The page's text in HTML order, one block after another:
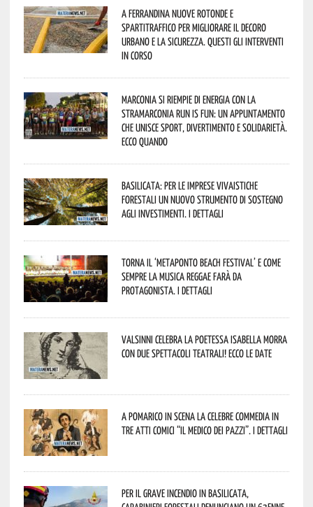
A Ferrandina nuove rotonde e
spartitraffico per migliorare il decoro
urbano e la sicurezza. Questi gli interventi
in corso
Marconia si riempie di energia con la
StraMarconia Run is Fun: un appuntamento
che unisce sport, divertimento e solidarietà.
Ecco quando
Basilicata: per le imprese vivaistiche
forestali un nuovo strumento di sostegno
agli investimenti. I dettagli
Torna il ‘Metaponto beach festival’ e come
sempre la musica reggae farà da
protagonista. I dettagli
Valsinni celebra la poetessa Isabella Morra
con due spettacoli teatrali! Ecco le date
A Pomarico in scena la celebre commedia in
tre atti comici “Il medico dei pazzi”. I dettagli
Per il grave incendio in Basilicata,